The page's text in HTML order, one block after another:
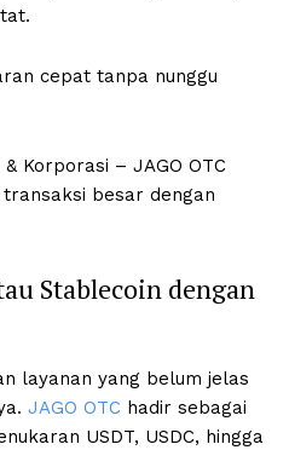
cepat tanpa nunggu
Korporasi – JAGO OTC
besar dengan
Stablecoin dengan
layanan yang belum jelas
JAGO OTC hadir sebagai
USDT, USDC, hingga